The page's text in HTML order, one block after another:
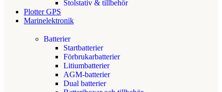
Stolstativ & tillbehör
Plotter GPS
Marinelektronik
Batterier
Startbatterier
Förbrukarbatterier
Litiumbatterier
AGM-batterier
Dual batterier